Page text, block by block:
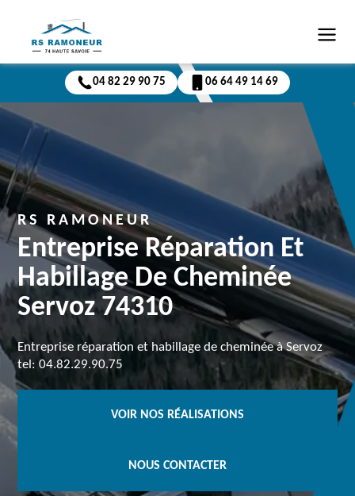
04 82 29 90 75 06 64 49 14 69
RS RAMONEUR
Entreprise Réparation Et
Habillage De Cheminée
Servoz 74310
Entreprise réparation et habillage de cheminée à Servoz
tel: 04.82.29.90.75
VOIR NOS RÉALISATIONS
NOUS CONTACTER